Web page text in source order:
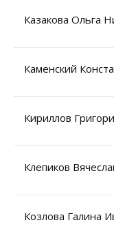
Казакова Ольга
Каменский
Кириллов
Клепиков
Козлова Галина